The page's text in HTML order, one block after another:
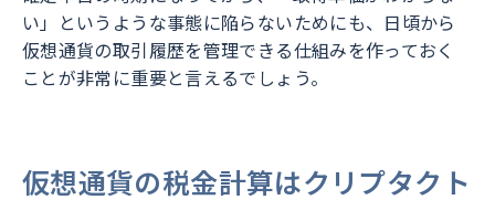
い」というような事態に陥らないためにも、日頃から
仮想通貨の取引履歴を管理できる仕組みを作っておく
ことが非常に重要と言えるでしょう。
仮想通貨の税金計算はクリプタクト